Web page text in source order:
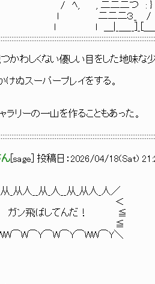
二つ : } ／
３_ /
しくない優しい目をした地味な
ープレイをする。
の一山を作ることもあった。
sage ] 投稿日： 2026/04/18(Sat)
从人__从_人__从_从人_人／
ン飛ばしてんだ！ ≦
≦
＼